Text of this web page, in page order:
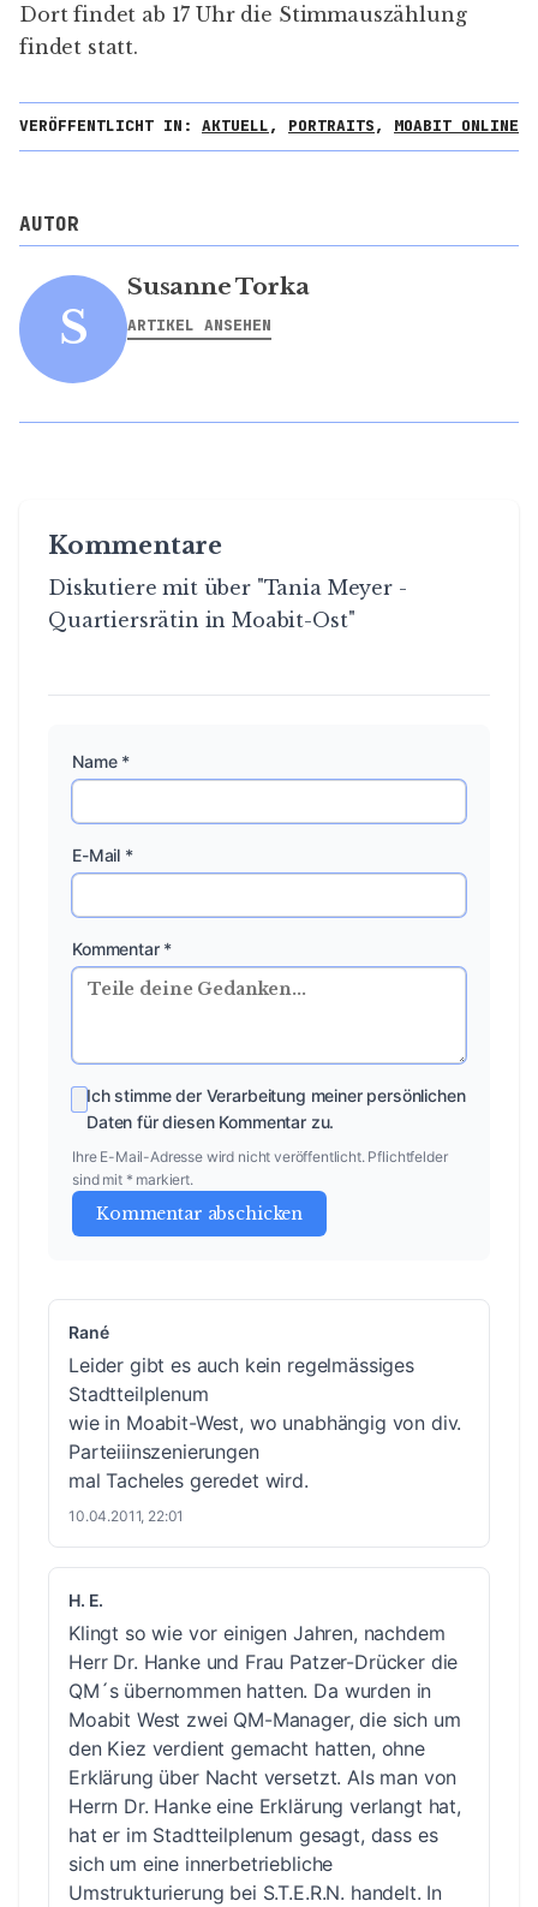
Dort findet ab 17 Uhr die Stimmauszählung
findet statt.
VERÖFFENTLICHT IN: AKTUELL, PORTRAITS, MOABIT ONLINE
AUTOR
S
Susanne Torka
ARTIKEL ANSEHEN
Kommentare
Diskutiere mit über "Tania Meyer -
Quartiersrätin in Moabit-Ost"
Name *
E-Mail *
Kommentar *
Ich stimme der Verarbeitung meiner persönlichen
Daten für diesen Kommentar zu.
Ihre E-Mail-Adresse wird nicht veröffentlicht. Pflichtfelder
sind mit * markiert.
Kommentar abschicken
Rané
Leider gibt es auch kein regelmässiges
Stadtteilplenum
wie in Moabit-West, wo unabhängig von div.
Parteiiinszenierungen
mal Tacheles geredet wird.
10.04.2011, 22:01
H. E.
Klingt so wie vor einigen Jahren, nachdem
Herr Dr. Hanke und Frau Patzer-Drücker die
QM´s übernommen hatten. Da wurden in
Moabit West zwei QM-Manager, die sich um
den Kiez verdient gemacht hatten, ohne
Erklärung über Nacht versetzt. Als man von
Herrn Dr. Hanke eine Erklärung verlangt hat,
hat er im Stadtteilplenum gesagt, dass es
sich um eine innerbetriebliche
Umstrukturierung bei S.T.E.R.N. handelt. In